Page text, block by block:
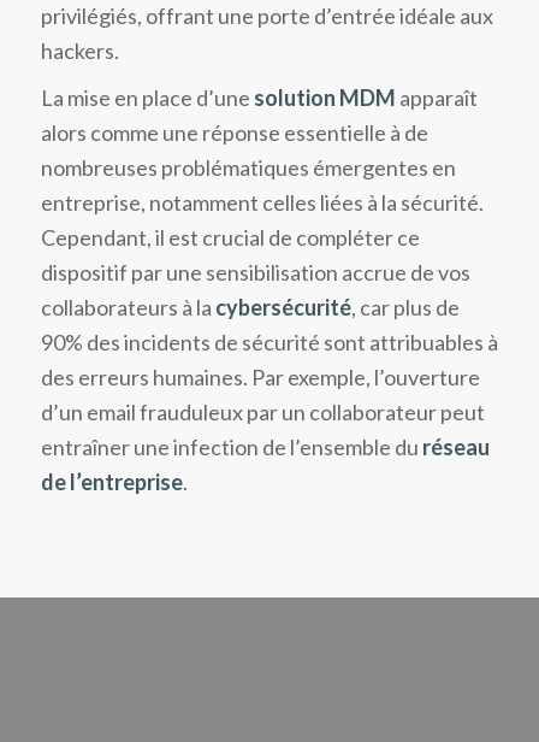
privilégiés, offrant une porte d’entrée idéale aux
hackers.
La mise en place d’une solution MDM apparaît
alors comme une réponse essentielle à de
nombreuses problématiques émergentes en
entreprise, notamment celles liées à la sécurité.
Cependant, il est crucial de compléter ce
dispositif par une sensibilisation accrue de vos
collaborateurs à la cybersécurité, car plus de
90% des incidents de sécurité sont attribuables à
des erreurs humaines. Par exemple, l’ouverture
d’un email frauduleux par un collaborateur peut
entraîner une infection de l’ensemble du réseau
de l’entreprise.